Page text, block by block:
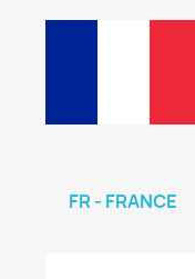
FR - FRANCE